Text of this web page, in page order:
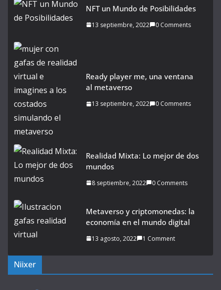
NFT un Mundo de Posibilidades
13 septiembre, 2022 0 Comments
Ready player me, una ventana
al metaverso
13 septiembre, 2022 0 Comments
Realidad Mixta: Lo mejor de dos
mundos
8 septiembre, 2022 0 Comments
Metaverso y criptomonedas: la
economía en el mundo digital
13 agosto, 2022 1 Comment
Niixer